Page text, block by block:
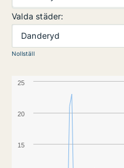
Valda städer:
Danderyd
Nollställ
15
20
25